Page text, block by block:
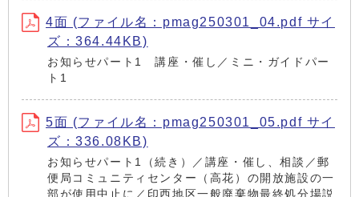
4面 (ファイル名：pmag250301_04.pdf サイ
ズ：364.44KB)
お知らせパート1 講座・催し／ミニ・ガイドパー
ト1
5面 (ファイル名：pmag250301_05.pdf サイ
ズ：336.08KB)
お知らせパート1（続き）／講座・催し、相談／郵
便局コミュニティセンター（高花）の開放施設の一
部が使用中止に／印西地区一般廃棄物最終処分場説